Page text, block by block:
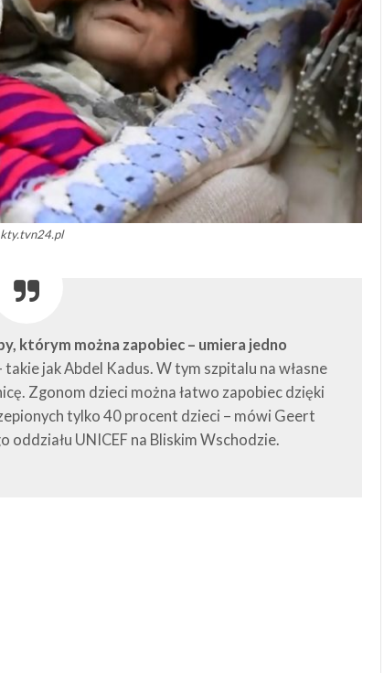
którym można zapobiec – umiera jedno
jak Abdel Kadus. W tym szpitalu na własne
Zgonom dzieci można łatwo zapobiec dzięki
tylko 40 procent dzieci – mówi Geert
UNICEF na Bliskim Wschodzie.